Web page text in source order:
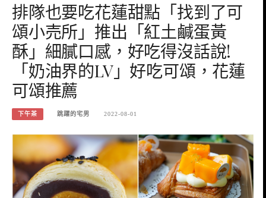
排隊也要吃花蓮甜點「找到了可
頌小売所」推出「紅土鹹蛋黃
酥」細膩口感，好吃得沒話說!
「奶油界的LV」好吃可頌，花蓮
可頌推薦
下午茶 跳躍的宅男 2022-08-01